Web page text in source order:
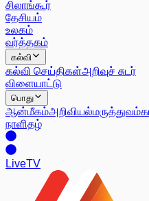
சிலாங்கூர்
தேசியம்
உலகம்
வர்த்தகம்
கல்வி
கல்வி செய்திகள்அறிவுச் சுடர்
விளையாட்டு
பொது
ஆன்மீகம்அறிவியல்மருத்துவம்
நாளிதழ்
LiveTV